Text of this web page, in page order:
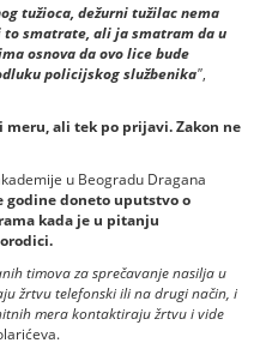
tužioca, dežurni tužilac nema
to smatrate, ali ja smatram da u
osnova da ovo lice bude
policijskog službenika",
ali tek po prijavi. Zakon ne
u Beogradu Dragana
godine doneto uputstvo o
kada je u pitanju
timova za sprečavanje nasilja u
žrtvu telefonski ili na drugi način, i
mera kontaktiraju žrtvu i vide